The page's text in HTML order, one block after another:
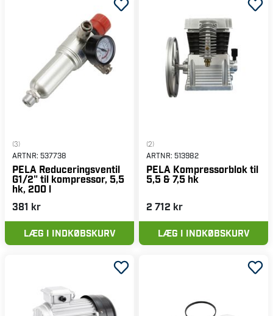
(3)
ARTNR: 537738
PELA Reduceringsventil
G1/2" til kompressor, 5,5
hk, 200 l
381 kr
LÆG I INDKØBSKURV
(2)
ARTNR: 513982
PELA Kompressorblok til
5,5 & 7,5 hk
2 712 kr
LÆG I INDKØBSKURV